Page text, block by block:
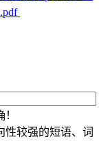
性较强的短语、词